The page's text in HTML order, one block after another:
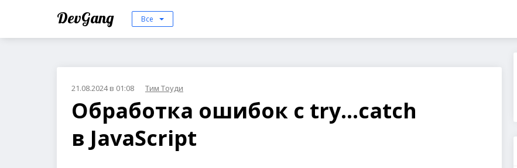
DevGang Все
21.08.2024 в 01:08 Тим Тоуди
Обработка ошибок с try...catch
в JavaScript